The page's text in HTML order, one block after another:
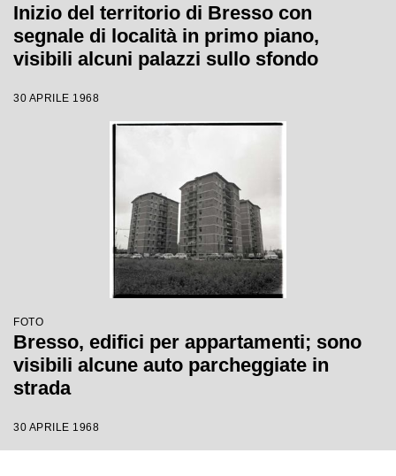
Inizio del territorio di Bresso con
segnale di località in primo piano,
visibili alcuni palazzi sullo sfondo
30 APRILE 1968
FOTO
Bresso, edifici per appartamenti; sono
visibili alcune auto parcheggiate in
strada
30 APRILE 1968